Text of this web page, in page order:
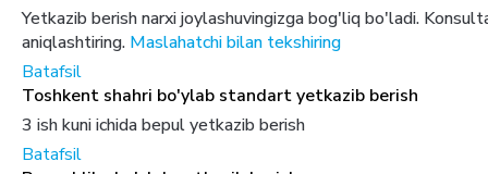
Yetkazib berish narxi joylashuvingizga bog'liq bo'ladi.
aniqlashtiring. Maslahatchi bilan tekshiring
Batafsil
Toshkent shahri bo'ylab standart yetkazib berish
3 ish kuni ichida bepul yetkazib berish
Batafsil